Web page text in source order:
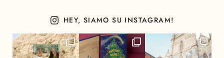
HEY, SIAMO SU INSTAGRAM!